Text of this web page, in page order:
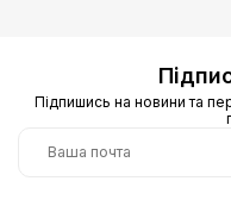
Підпишись на новини та